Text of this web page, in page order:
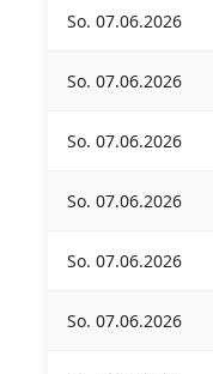
So. 07.06.2026
So. 07.06.2026
So. 07.06.2026
So. 07.06.2026
So. 07.06.2026
So. 07.06.2026